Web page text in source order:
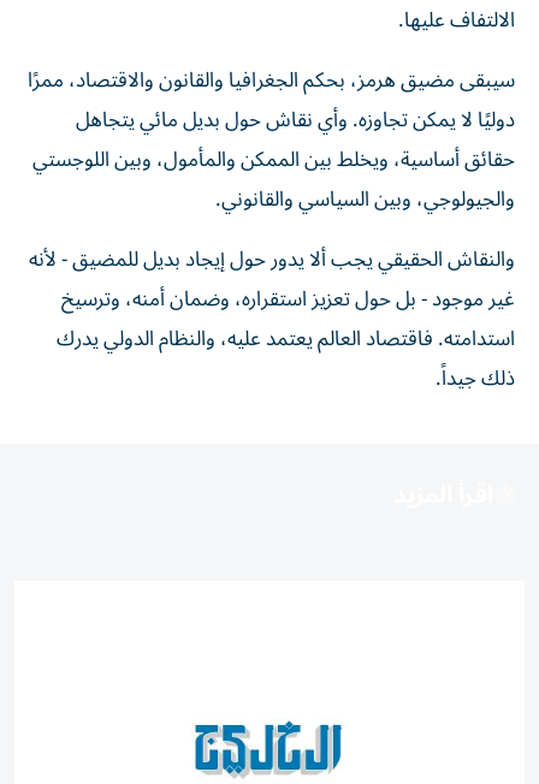
الالتفاف عليها.
سيبقى مضيق هرمز، بحكم الجغرافيا والقانون والاقتصاد، ممرًا
دوليًا لا يمكن تجاوزه. وأي نقاش حول بديل مائي يتجاهل
حقائق أساسية، ويخلط بين الممكن والمأمول، وبين اللوجستي
والجيولوجي، وبين السياسي والقانوني.
والنقاش الحقيقي يجب ألا يدور حول إيجاد بديل للمضيق - لأنه
غير موجود - بل حول تعزيز استقراره، وضمان أمنه، وترسيخ
استدامته. فاقتصاد العالم يعتمد عليه، والنظام الدولي يدرك
ذلك جيداً.